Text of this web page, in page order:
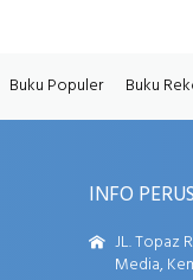
Buku Populer Buku
INFO
JL. Topaz
Media,